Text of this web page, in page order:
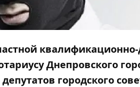
Днепровского
городского